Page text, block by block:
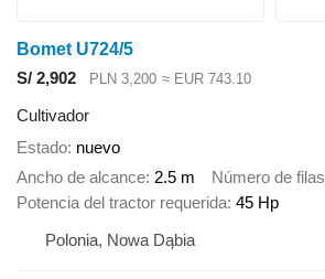
Bomet U724/5
S/ 2,902
PLN 3,200 ≈ EUR 743.10
Cultivador
Estado nuevo
Ancho de alcance 2.5 m Número de filas
Potencia del tractor requerida 45 Hp
Polonia, Nowa Dąbia